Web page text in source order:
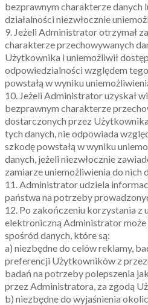
bezprawnym charakterze danych
działalności niezwłocznie
9. Jeżeli Administrator otrzymał
charakterze przechowywanych
Użytkownika i uniemożliwił
odpowiedzialności względem
powstałą w wyniku
10. Jeżeli Administrator uzyskał
bezprawnym charakterze
dostarczonych przez
tych danych, nie odpowiada
szkodę powstałą w wyniku
danych, jeżeli niezwłocznie
zamiarze uniemożliwienia do nich
11. Administrator udziela
państwa na potrzeby
12. Po zakończeniu korzystania z
elektroniczną Administrator
spośród danych, które są:
a) niezbędne do celów reklamy,
preferencji Użytkowników z
badań na potrzeby polepszenia
przez Administratora, za zgodą
b) niezbędne do wyjaśnienia